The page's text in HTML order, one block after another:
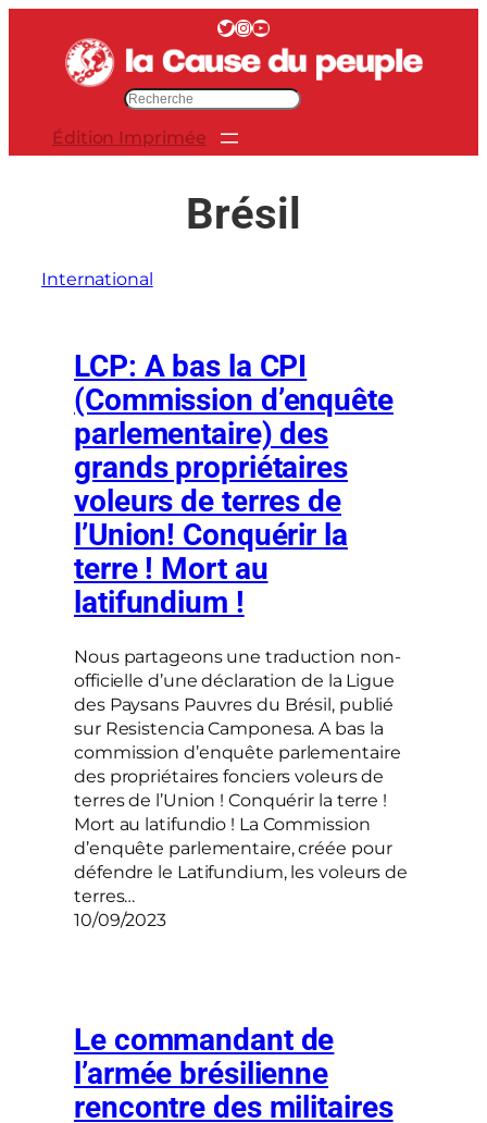
contenu
Twitter InstagramYouTube
e
Édition Imprimée
Brésil
International
LCP: A bas la CPI
(Commission d’enquête
parlementaire) des
grands propriétaires
voleurs de terres de
l’Union! Conquérir la
terre ! Mort au
latifundium !
Nous partageons une traduction non-
officielle d’une déclaration de la Ligue
des Paysans Pauvres du Brésil, publié
sur Resistencia Camponesa. A bas la
commission d’enquête parlementaire
des propriétaires fonciers voleurs de
terres de l’Union ! Conquérir la terre !
Mort au latifundio ! La Commission
d’enquête parlementaire, créée pour
défendre le Latifundium, les voleurs de
terres…
10/09/2023
Le commandant de
l’armée brésilienne
rencontre des militaires